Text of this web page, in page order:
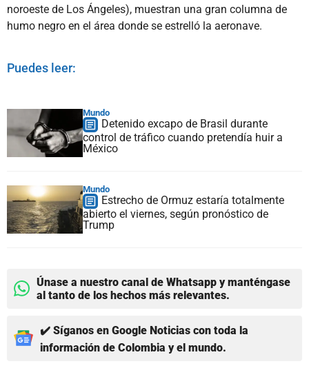
noroeste de Los Ángeles), muestran una gran columna de
humo negro en el área donde se estrelló la aeronave.
Puedes leer:
Mundo
Detenido excapo de Brasil durante
control de tráfico cuando pretendía huir a
México
Mundo
Estrecho de Ormuz estaría totalmente
abierto el viernes, según pronóstico de
Trump
Únase a nuestro canal de Whatsapp y manténgase
al tanto de los hechos más relevantes.
✔️ Síganos en Google Noticias con toda la
información de Colombia y el mundo.